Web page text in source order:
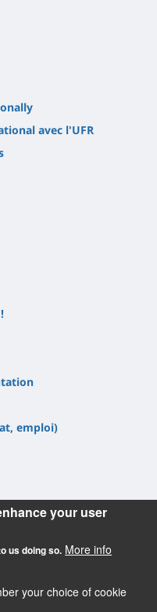
avec l'UFR
emploi)
your user
us doing so. More info
your choice of cookie